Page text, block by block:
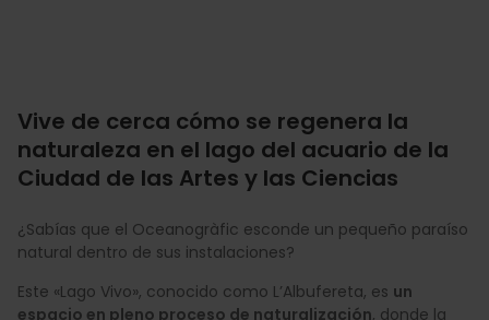
Vive de cerca cómo se regenera la
naturaleza en el lago del acuario de la
Ciudad de las Artes y las Ciencias
¿Sabías que el Oceanogràfic esconde un pequeño paraíso
natural dentro de sus instalaciones?
Este «Lago Vivo», conocido como L’Albufereta, es un
espacio en pleno proceso de naturalización, donde la